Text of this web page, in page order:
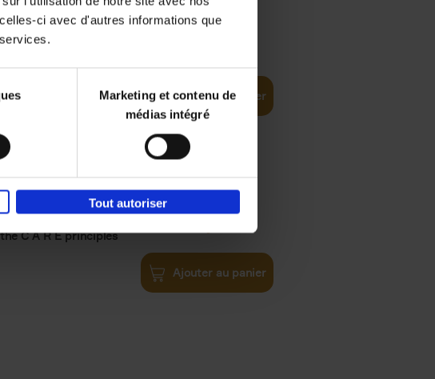
ci avec d'autres informations que
Marketing et contenu de
médias intégré
Tout autoriser
PRO -
Ajouter au panier
C A R E principles €34,99
Ajouter au panier